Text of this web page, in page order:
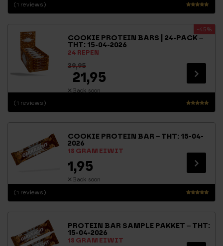
Waarderin
uit 5
(1 reviews)
COOKIE PROTEIN BARS | 24-PACK –
THT: 15-04-2026
24 REPEN
-45%
Waarderin
uit 5
(1 reviews)
39,95
21,95
Back soon
COOKIE PROTEIN BAR – THT: 15-04-
2026
18 GRAM EIWIT
Waarderin
uit 5
(1 reviews)
1,95
Back soon
PROTEIN BAR SAMPLE PAKKET – THT:
15-04-2026
18 GRAM EIWIT